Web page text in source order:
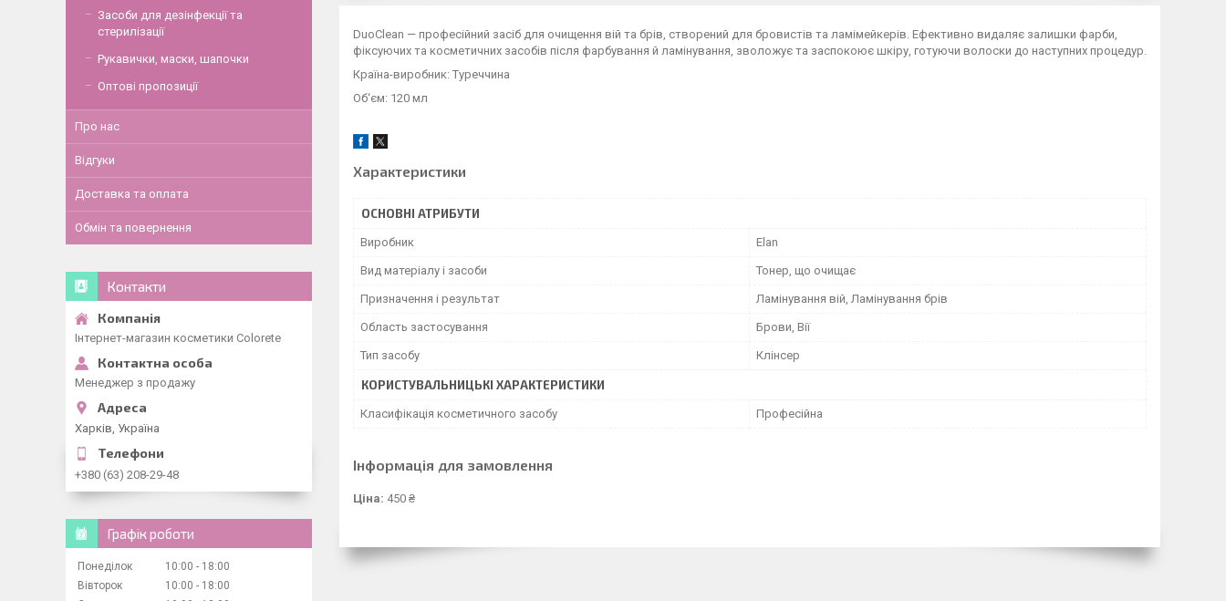
DuoClean — професійний засіб для очищення вій та брів, створений для бровистів та ламімейкерів. Ефективно видаляє залишки фарби,
фіксуючих та косметичних засобів після фарбування й ламінування, зволожує та заспокоює шкіру, готуючи волоски до наступних процедур.
Країна-виробник: Туреччина
Об‘єм: 120 мл
Характеристики
ОСНОВНІ АТРИБУТИ
Виробник Elan
Вид матеріалу і засоби Тонер, що очищає
Призначення і результат Ламінування вій, Ламінування брів
Область застосування Брови, Вії
Тип засобу Клінсер
КОРИСТУВАЛЬНИЦЬКІ ХАРАКТЕРИСТИКИ
Класифікація косметичного засобу Професійна
Інформація для замовлення
Ціна: 450 ₴
Засоби для дезінфекції та
стерилізації
Рукавички, маски, шапочки
Оптові пропозиції
Про нас
Відгуки
Доставка та оплата
Обмін та повернення
Контакти
Інтернет-магазин косметики Colorete
Менеджер з продажу
Харків, Україна
+380 (63) 208-29-48
Графік роботи
Понеділок 10:00
18:00
Вівторок
10:00
18:00